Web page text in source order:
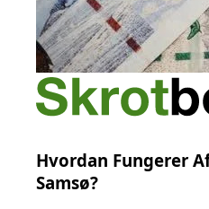
Hvordan Fungerer
Samsø?